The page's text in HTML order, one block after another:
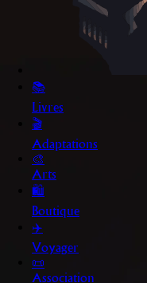
📚
Livres
🎬
Adaptations
🎨
Arts
🛍️
Boutique
✈️
Voyager
📜
Association